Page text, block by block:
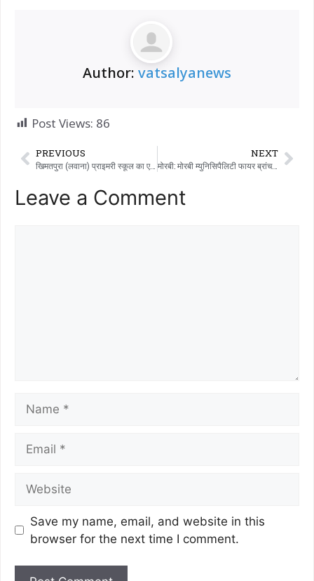
Author: vatsalyanews
Post Views: 86
PREVIOUS
खिमतपुरा (लवाना) प्राइमरी स्कूल का एक बच्चा CET 2026 एग्जाम में तालुका लेवल पर फर्स्ट आया।
NEXT
मोरबी: मोरबी म्युनिसिपैलिटी फायर ब्रांच ने एक सरकारी ऑफिस में 217 लोगों को आग से बचाव की ट्रेनिंग दी।
Leave a Comment
Save my name, email, and website in this
browser for the next time I comment.